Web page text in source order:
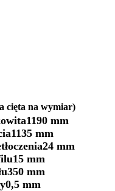
cięta na wymiar)
1190 mm
1135 mm
24 mm
15 mm
350 mm
0,5 mm